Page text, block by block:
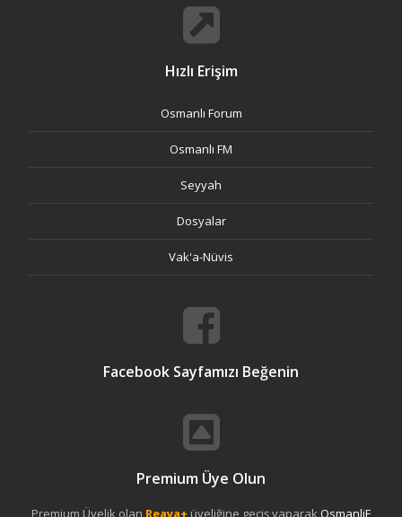
Hızlı Erişim
Osmanlı Forum
Osmanlı FM
Seyyah
Dosyalar
Vak'a-Nüvis
Facebook Sayfamızı Beğenin
Premium Üye Olun
Premium Üyelik olan Reaya+ üyeliğine geçiş yaparak OsmanliF